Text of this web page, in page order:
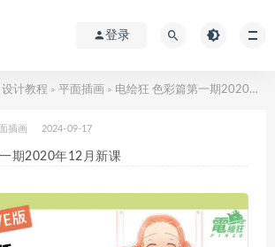
登录
设计教程 > 平面插画 > 电绘狂 色彩篇第一期2020年12月新课
插画 2024-09-17
期2020年12月新课